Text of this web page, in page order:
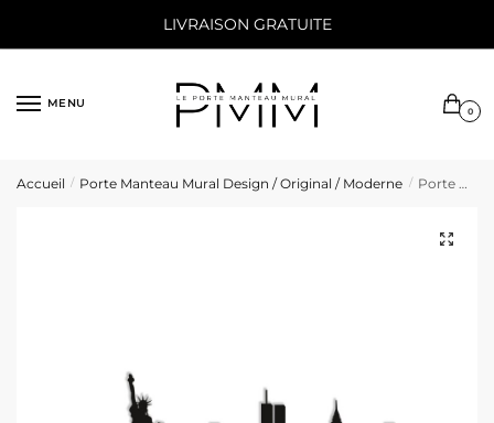
navigation
LIVRAISON GRATUITE
MENU
0
Accueil / Porte Manteau Mural Design / Original / Moderne / Porte Manteau Mural New York